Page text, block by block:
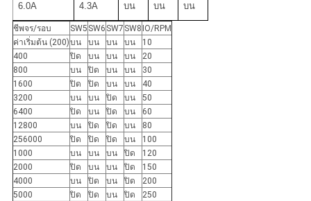
6.0A
4.3A บน บน บน
ชีพจร/รอบ SW5 SW6 SW7 SW8 IO/RPM
ค่าเริ่มต้น (200)บน บน บน บน
10
400
ปิด บน บน บน
20
800
บน ปิด บน บน
30
1600
ปิด ปิด บน บน
40
3200
บน บน ปิด บน
50
6400
ปิด บน ปิด บน
60
12800
บน ปิด ปิด บน
80
256000
ปิด ปิด ปิด บน
100
1000
บน บน บน ปิด
120
2000
ปิด บน บน ปิด
150
4000
บน ปิด บน ปิด
200
5000
ปิด ปิด บน ปิด
250